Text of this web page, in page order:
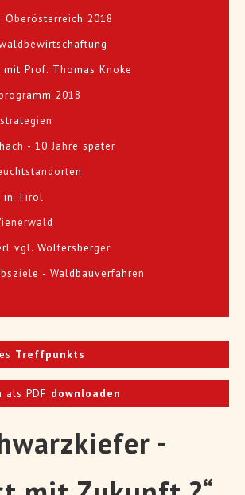
Oberösterreich 2018
mit Prof. Thomas Knoke
2018
- 10 Jahre später
in Tirol
vgl. Wolfersberger
- Waldbauverfahren
Treffpunkts
als PDF downloaden
-